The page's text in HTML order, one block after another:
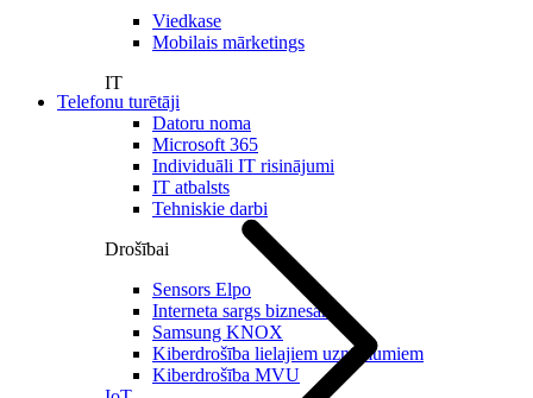
Viedkase
Mobilais mārketings
IT
Datoru noma
Microsoft 365
Individuāli IT risinājumi
IT atbalsts
Tehniskie darbi
Drošībai
Sensors Elpo
Interneta sargs biznesam
Samsung KNOX
Kiberdrošība lielajiem uzņēmumiem
Kiberdrošība MVU
Telefonu turētāji